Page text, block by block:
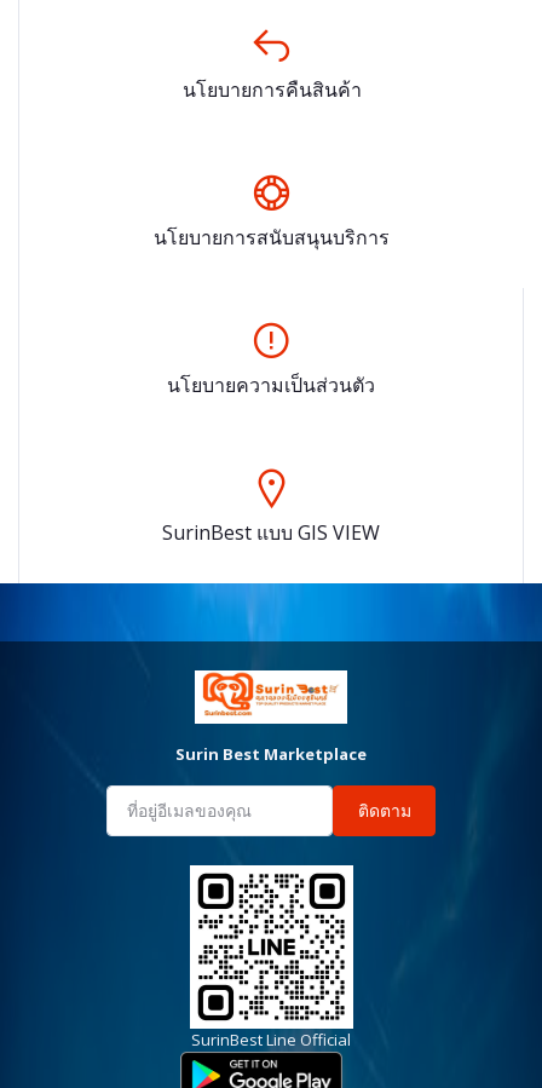
นโยบายการคืนสินค้า
นโยบายการสนับสนุนบริการ
นโยบายความเป็นส่วนตัว
SurinBest แบบ GIS VIEW
Surin Best Marketplace
ติดตาม
SurinBest Line Official